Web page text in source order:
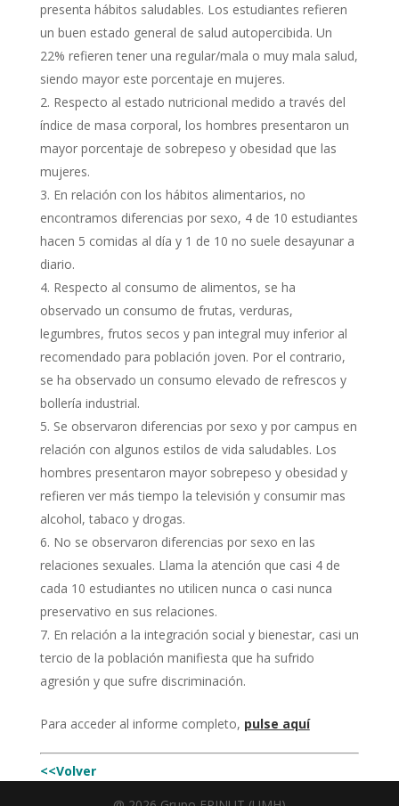
presenta hábitos saludables. Los estudiantes refieren
un buen estado general de salud autopercibida. Un
22% refieren tener una regular/mala o muy mala salud,
siendo mayor este porcentaje en mujeres.
Respecto al estado nutricional medido a través del
índice de masa corporal, los hombres presentaron un
mayor porcentaje de sobrepeso y obesidad que las
mujeres.
En relación con los hábitos alimentarios, no
encontramos diferencias por sexo, 4 de 10 estudiantes
hacen 5 comidas al día y 1 de 10 no suele desayunar a
diario.
Respecto al consumo de alimentos, se ha
observado un consumo de frutas, verduras,
legumbres, frutos secos y pan integral muy inferior al
recomendado para población joven. Por el contrario,
se ha observado un consumo elevado de refrescos y
bollería industrial.
Se observaron diferencias por sexo y por campus en
relación con algunos estilos de vida saludables. Los
hombres presentaron mayor sobrepeso y obesidad y
refieren ver más tiempo la televisión y consumir mas
alcohol, tabaco y drogas.
No se observaron diferencias por sexo en las
relaciones sexuales. Llama la atención que casi 4 de
cada 10 estudiantes no utilicen nunca o casi nunca
preservativo en sus relaciones.
En relación a la integración social y bienestar, casi un
tercio de la población manifiesta que ha sufrido
agresión y que sufre discriminación.
Para acceder al informe completo, pulse aquí
<<Volver